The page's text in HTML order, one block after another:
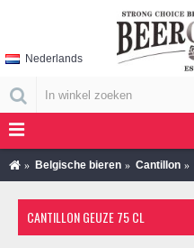
Nederlands
Belgische bieren Cantillon
CANTILLON GEUZE 75 CL